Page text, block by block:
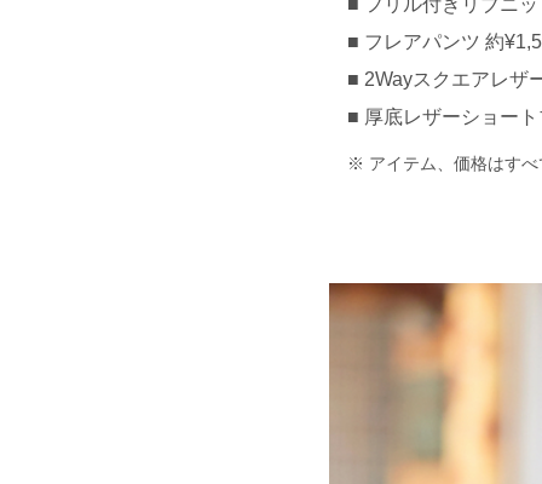
フリル付きリブニ
フレアパンツ 約
2Wayスクエアレザ
厚底レザーショー
アイテム、価格はす